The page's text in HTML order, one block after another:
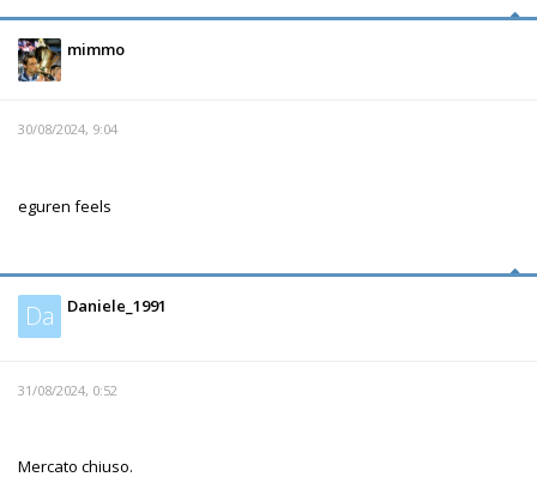
mimmo
30/08/2024, 9:04
eguren feels
Da Daniele_1991
31/08/2024, 0:52
Mercato chiuso.